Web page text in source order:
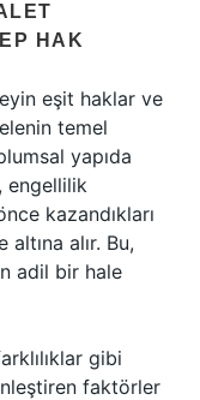
HAK
eşit haklar ve
temel
yapıda
engellilik
kazandıkları
alır. Bu,
adil bir hale
gibi
faktörler